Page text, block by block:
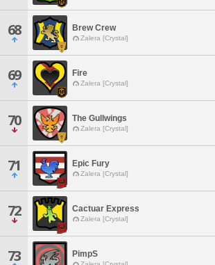
68 Brew Crew
Zalera [Crystal]
69 Fire
Zalera [Crystal]
70 The Gullwings
Zalera [Crystal]
71 Epic Fury
Zalera [Crystal]
72 Cactuar Express
Zalera [Crystal]
73 PimpS